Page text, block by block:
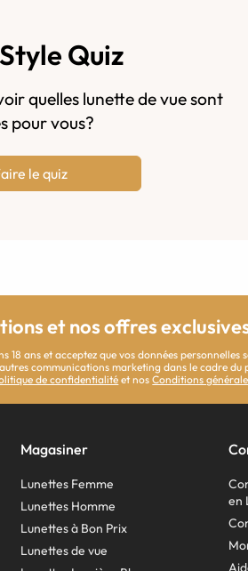
Quiz
quelles lunette de vue sont
pour vous?
le quiz
et nos offres
18 ans et acceptez que vos données personnelles
communications marketing dans le cadre
de confidentialité et nosConditions
Magasiner
Lunettes Femme
Lunettes Homme
Lunettes à Bon Prix
Lunettes de vue
en